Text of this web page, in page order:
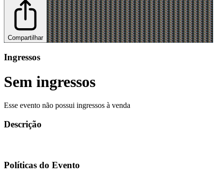
Compartilhar
Ingressos
Sem ingressos
Esse evento não possui ingressos à venda
Descrição
Políticas do Evento